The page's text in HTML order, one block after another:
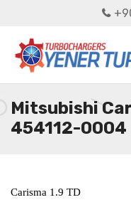
Mitsubishi
454112-0004
Carisma 1.9 TD